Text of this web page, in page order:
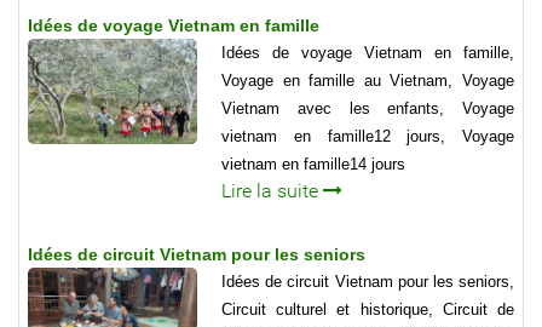
Idées de voyage Vietnam en famille
Idées de voyage Vietnam en famille,
Voyage en famille au Vietnam, Voyage
Vietnam avec les enfants, Voyage
vietnam en famille12 jours, Voyage
vietnam en famille14 jours
Lire la suite
Idées de circuit Vietnam pour les seniors
Idées de circuit Vietnam pour les seniors,
Circuit culturel et historique, Circuit de